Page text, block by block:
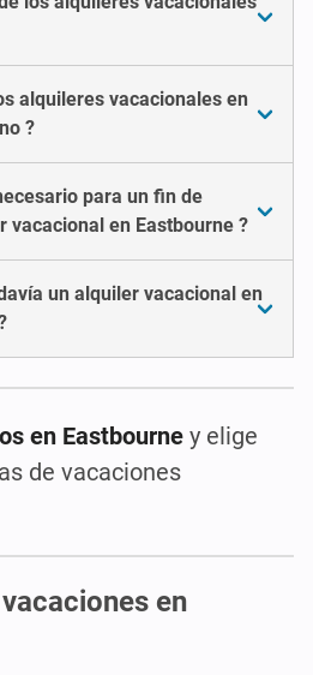
alquileres vacacionales en
?
para un fin de
vacacional en Eastbourne ?
un alquiler vacacional en
en Eastbourne y elige
de vacaciones
en